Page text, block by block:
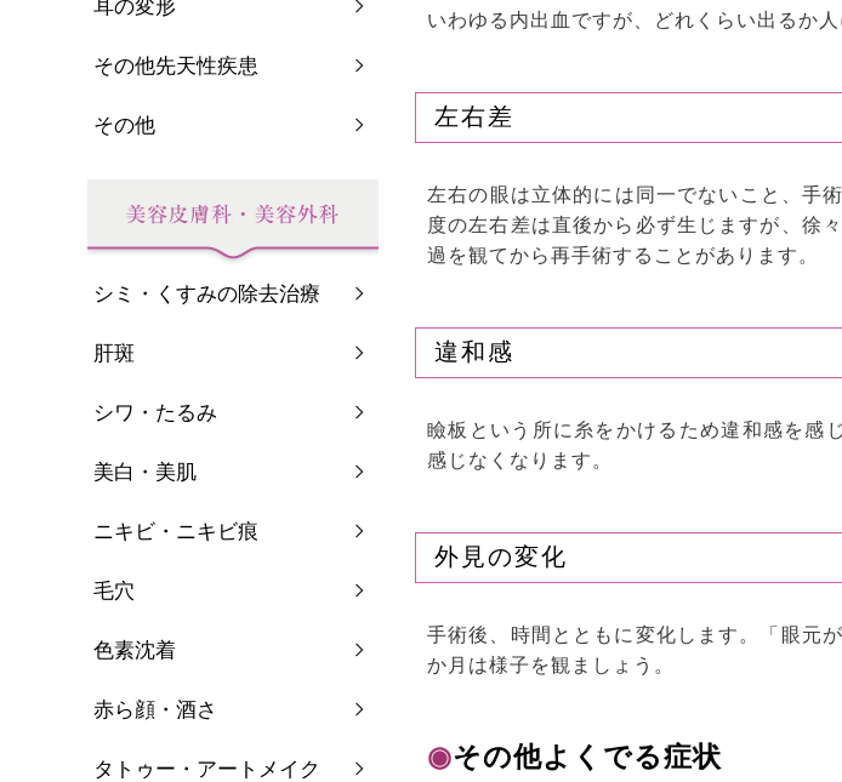
いわゆる内出血ですが、どれくらい出るか
左右差
左右の眼は立体的には同一でないこと、手
度の左右差は直後から必ず生じますが、徐
過を観てから再手術することがあります。
違和感
瞼板という所に糸をかけるため違和感を感
感じなくなります。
外見の変化
手術後、時間とともに変化します。「眼元
か月は様子を観ましょう。
◉その他よくでる症状
耳の変形
その他先天性疾患
その他
シミ・くすみの除去治療
肝斑
シワ・たるみ
美白・美肌
ニキビ・ニキビ痕
毛穴
色素沈着
赤ら顔・酒さ
タトゥー・アートメイク